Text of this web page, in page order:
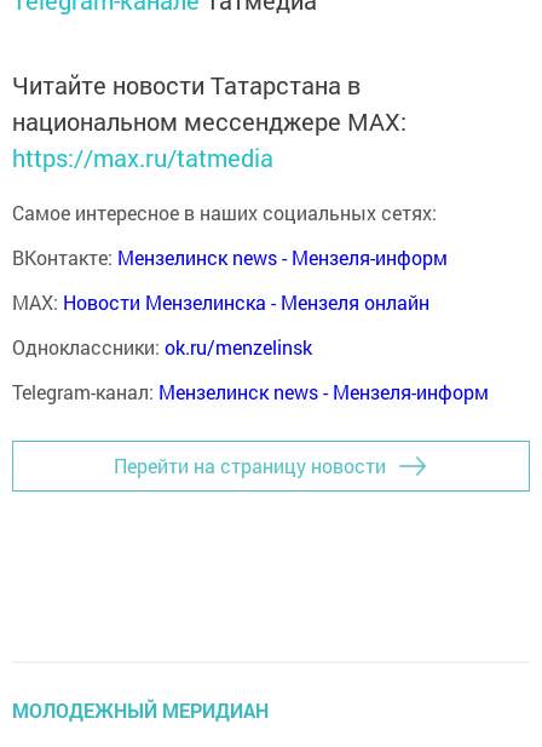
Читайте новости Татарстана в
национальном мессенджере MАХ:
https://max.ru/tatmedia
Самое интересное в наших социальных сетях:
ВКонтакте: Мензелинск news - Мензеля-информ
MAX: Новости Мензелинска - Мензеля онлайн
Одноклассники: ok.ru/menzelinsk
Telegram-канал: Мензелинск news - Мензеля-информ
Перейти на страницу новости
МОЛОДЕЖНЫЙ МЕРИДИАН